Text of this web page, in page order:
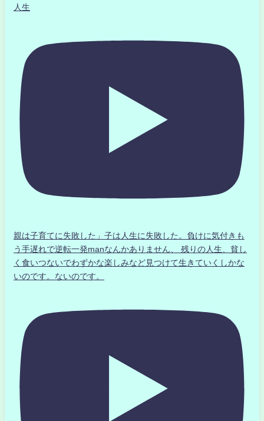
人生
親は子育てに失敗した」子は人生に失敗した。負けに気付きも
う手遅れで逆転一発manなんかありません、 残りの人生、貧し
く食いつないでわずかな楽しみなど見つけて生きていくしかな
いのです。ないのです。